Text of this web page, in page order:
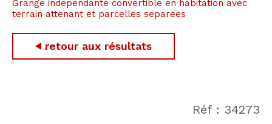
Grange independante convertible en habitation avec
terrain attenant et parcelles separees
retour aux résultats
Réf : 34273